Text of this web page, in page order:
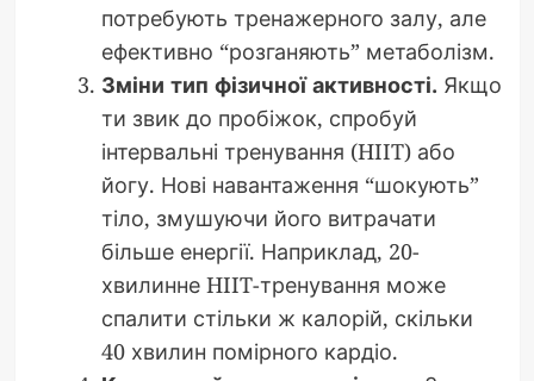
потребують тренажерного залу, але
ефективно “розганяють” метаболізм.
Зміни тип фізичної активності. Якщо
ти звик до пробіжок, спробуй
інтервальні тренування (HIIT) або
йогу. Нові навантаження “шокують”
тіло, змушуючи його витрачати
більше енергії. Наприклад, 20-
хвилинне HIIT-тренування може
спалити стільки ж калорій, скільки
40 хвилин помірного кардіо.